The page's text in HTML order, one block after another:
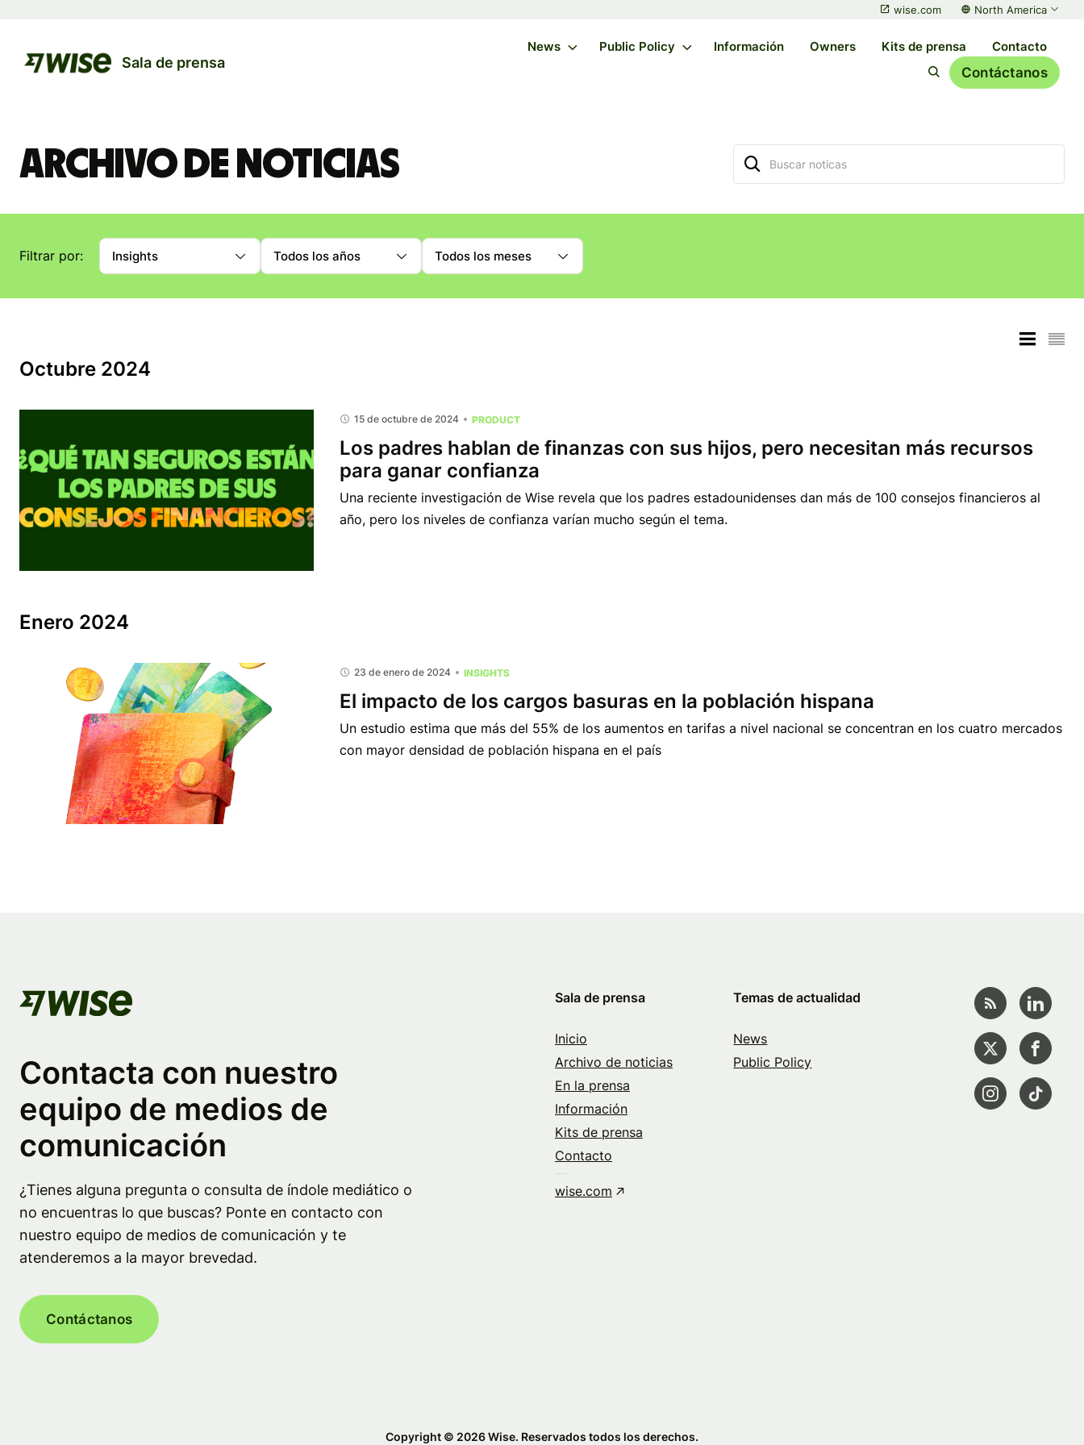
wise.com North America
Sala de prensa
News Public Policy Información Owners Kits de prensa Contacto
Contáctanos
Archivo de noticias
Filtrar por: Insights Todos los años Todos los meses
Octubre 2024
15 de octubre de 2024 PRODUCT
Los padres hablan de finanzas con sus hijos, pero necesitan más recursos
para ganar confianza
Una reciente investigación de Wise revela que los padres estadounidenses dan más de 100 consejos financieros al
año, pero los niveles de confianza varían mucho según el tema.
Enero 2024
23 de enero de 2024 INSIGHTS
El impacto de los cargos basuras en la población hispana
Un estudio estima que más del 55% de los aumentos en tarifas a nivel nacional se concentran en los cuatro mercados
con mayor densidad de población hispana en el país
Contacta con nuestro
equipo de medios de
comunicación
¿Tienes alguna pregunta o consulta de índole mediático o
no encuentras lo que buscas? Ponte en contacto con
nuestro equipo de medios de comunicación y te
atenderemos a la mayor brevedad.
Contáctanos
Sala de prensa
Inicio
Archivo de noticias
En la prensa
Información
Kits de prensa
Contacto
wise.com
Temas de actualidad
News
Public Policy
Copyright © 2026 Wise. Reservados todos los derechos.